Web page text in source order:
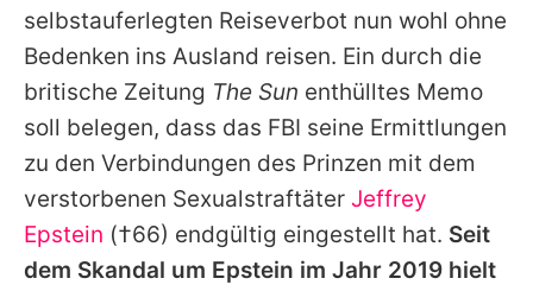
Jobs
App runterladen
Team
Redaktionelle Richtlinien
Impressum
Datenschutzerklärung
selbstauferlegten Reiseverbot nun wohl ohne
Bedenken ins Ausland reisen. Ein durch die
britische Zeitung The Sun enthülltes Memo
soll belegen, dass das FBI seine Ermittlungen
zu den Verbindungen des Prinzen mit dem
verstorbenen Sexualstraftäter Jeffrey
Epstein (†66) endgültig eingestellt hat. Seit
dem Skandal um Epstein im Jahr 2019 hielt